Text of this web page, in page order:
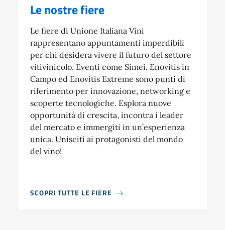
Le nostre fiere
Le fiere di Unione Italiana Vini
rappresentano appuntamenti imperdibili
per chi desidera vivere il futuro del settore
vitivinicolo. Eventi come Simei, Enovitis in
Campo ed Enovitis Extreme sono punti di
riferimento per innovazione, networking e
scoperte tecnologiche. Esplora nuove
opportunità di crescita, incontra i leader
del mercato e immergiti in un’esperienza
unica. Unisciti ai protagonisti del mondo
del vino!
SCOPRI TUTTE LE FIERE